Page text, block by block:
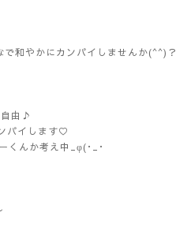
和やかにカンパイしませんか(^^)？
自由♪
パイします♡
くんか考え中_φ(･_･